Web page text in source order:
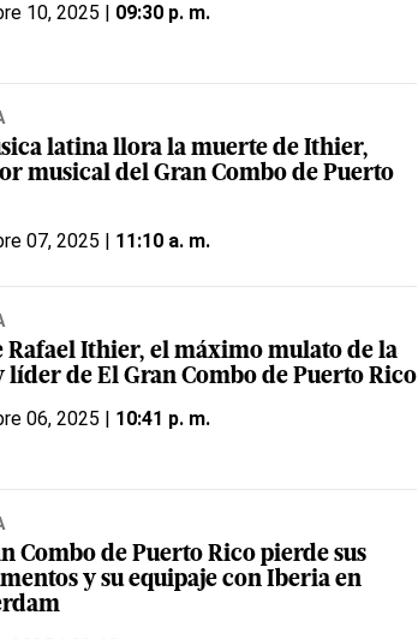
10, 2025 | 09:30 p. m.
latina llora la muerte de Ithier,
musical del Gran Combo de Puerto
07, 2025 | 11:10 a. m.
Rafael Ithier, el máximo mulato de la
líder de El Gran Combo de Puerto Rico
06, 2025 | 10:41 p. m.
Combo de Puerto Rico pierde sus
y su equipaje con Iberia en